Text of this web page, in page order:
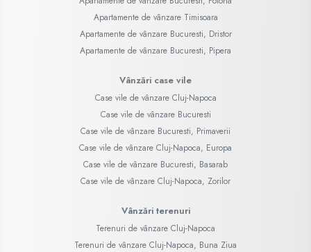
Apartamente de vânzare Timisoara
Apartamente de vânzare Bucuresti, Dristor
Apartamente de vânzare Bucuresti, Pipera
Vânzări case vile
Case vile de vânzare Cluj-Napoca
Case vile de vânzare Bucuresti
Case vile de vânzare Bucuresti, Primaverii
Case vile de vânzare Cluj-Napoca, Europa
Case vile de vânzare Bucuresti, Basarab
Case vile de vânzare Cluj-Napoca, Zorilor
Vânzări terenuri
Terenuri de vânzare Cluj-Napoca
Terenuri de vânzare Cluj-Napoca, Buna Ziua